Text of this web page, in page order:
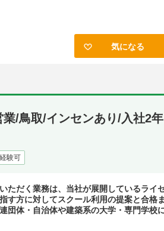
気になる
業/鳥取/インセンあり/入社2
験可
ただく業務は、当社が展開しているライ
す方に対してスクール利用の提案と合格
団体・自治体や建築系の大学・専門学校